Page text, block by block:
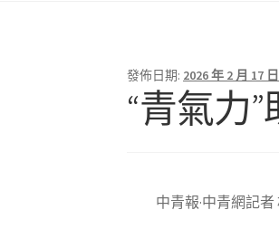
發佈日期: 2026 年 2 月 17 日
“青氣力
中青報·中青網記